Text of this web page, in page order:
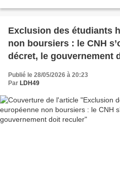
Exclusion des étudiants
non boursiers : le CNH
décret, le gouvernement
Publié le 28/05/2026 à 20:23
Par LDH49